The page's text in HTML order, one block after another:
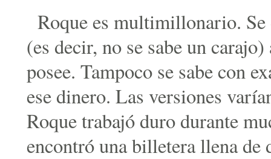
Roque es multimillonario. Se
(es decir, no se sabe un
posee. Tampoco se sabe con
ese dinero. Las versiones
Roque trabajó duro durante
encontró una billetera llena de